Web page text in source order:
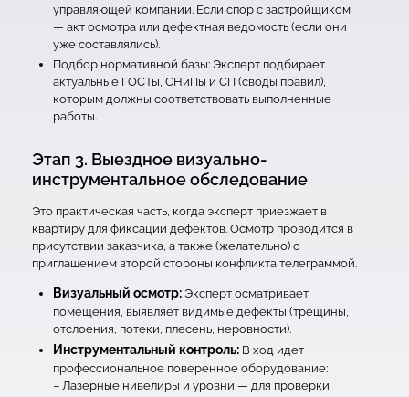
управляющей компании. Если спор с застройщиком
— акт осмотра или дефектная ведомость (если они
уже составлялись).
Подбор нормативной базы: Эксперт подбирает
актуальные ГОСТы, СНиПы и СП (своды правил),
которым должны соответствовать выполненные
работы.
Этап 3. Выездное визуально-
инструментальное обследование
Это практическая часть, когда эксперт приезжает в
квартиру для фиксации дефектов. Осмотр проводится в
присутствии заказчика, а также (желательно) с
приглашением второй стороны конфликта телеграммой.
Визуальный осмотр:Эксперт осматривает
помещения, выявляет видимые дефекты (трещины,
отслоения, потеки, плесень, неровности).
Инструментальный контроль:В ход идет
профессиональное поверенное оборудование:
– Лазерные нивелиры и уровни — для проверки